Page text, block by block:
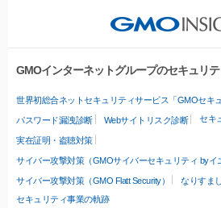
GMOインターネットグループのセキュリ
世界初総合ネットセキュリティサービス「GMOセキ
パスワード漏洩診断 Webサイトリスク診断 セキ
実在証明・盗聴対策
サイバー攻撃対策（GMOサイバーセキュリティ byイ
サイバー攻撃対策（GMO Flatt Security）
なりすま
セキュリティ事業の軌跡